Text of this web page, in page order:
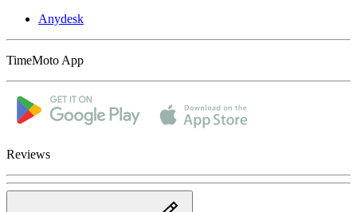
Anydesk
TimeMoto App
Reviews